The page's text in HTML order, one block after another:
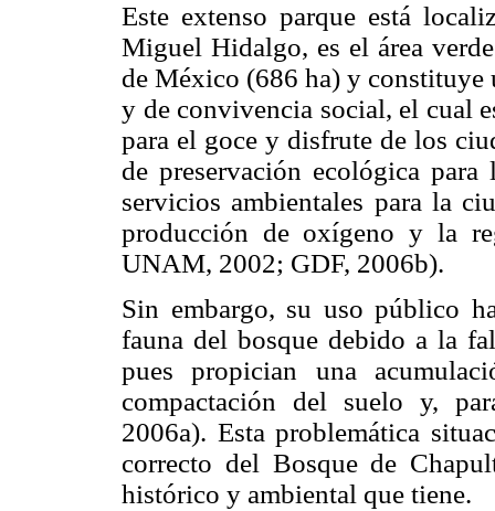
Este extenso parque está
Miguel Hidalgo, es el área
de México (686 ha) y
y de convivencia social, el cual
para el goce y disfrute de los
de preservación ecológica
servicios ambientales para la
producción de oxígeno y la
UNAM, 2002; GDF, 2006b).
Sin embargo, su uso público
fauna del bosque debido a la
pues propician una
compactación del suelo y,
2006a). Esta problemática
correcto del Bosque de
histórico y ambiental que tiene.